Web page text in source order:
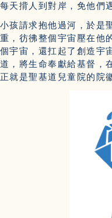
天揹人到對岸，免他們
孩請求抱他過河，於
，彷彿整個宇宙壓在
宇宙，還扛起了創造
，將生命奉獻給基督
就是聖基道兒童院的院